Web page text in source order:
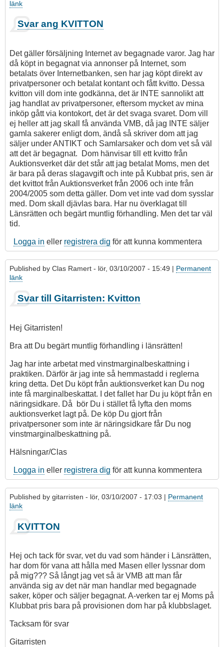
länk
Som
svar
Svar
till
Gitarristen:
Kvitton
av
Clas
Ramert
Svar ang KVITTON
Det gäller försäljning Internet av begagnade varor. Jag har
då köpt in begagnat via annonser på Internet, som
betalats över Internetbanken, sen har jag köpt direkt av
privatpersoner och betalat kontant och fått kvitto. Dessa
kvitton vill dom inte godkänna, det är INTE sannolikt att
jag handlat av privatpersoner, eftersom mycket av mina
inköp gått via kontokort, det är det svaga svaret. Dom vill
ej heller att jag skall få använda VMB, då jag INTE säljer
gamla sakerer enligt dom, ändå så skriver dom att jag
säljer under ANTIKT och Samlarsaker och dom vet så väl
att det är begagnat. Dom hänvisar till ett kvitto från
Auktionsverket där det står att jag betalat Moms, men det
är bara på deras slagavgift och inte på Kubbat pris, sen är
det kvittot från Auktionsverket från 2006 och inte från
2004/2005 som detta gäller. Dom vet inte vad dom sysslar
med. Dom skall djävlas bara. Har nu överklagat till
Länsrätten och begärt muntlig förhandling. Men det tar väl
tid.
Logga in eller registrera dig för att kunna kommentera
Published by Clas Ramert - lör, 03/10/2007 - 15:49 | Permanent
länk
Som
svar
Svar
ang
KVITTON
gitarristen
Svar till Gitarristen: Kvitton
Hej Gitarristen!
Bra att Du begärt muntlig förhandling i länsrätten!
Jag har inte arbetat med vinstmarginalbeskattning i
praktiken. Därför är jag inte så hemmastadd i reglerna
kring detta. Det Du köpt från auktionsverket kan Du nog
inte få marginalbeskattat. I det fallet har Du ju köpt från en
näringsidkare. Då bör Du i stället få lyfta den moms
auktionsverket lagt på. De köp Du gjort från
privatpersoner som inte är näringsidkare får Du nog
vinstmarginalbeskattning på.
Hälsningar/Clas
Logga in eller registrera dig för att kunna kommentera
Published by gitarristen - lör, 03/10/2007 - 17:03 | Permanent
länk
Som
svar
Svar
till
Gitarristen:
Kvitton
av
Clas
KVITTON
Hej och tack för svar, vet du vad som händer i Länsrätten,
har dom för vana att hålla med Masen eller lyssnar dom
på mig??? Så långt jag vet så är VMB att man får
använda sig av det när man handlar med begagnade
saker, köper och säljer begagnat. A-verken tar ej Moms på
Klubbat pris bara på provisionen dom har på klubbslaget.
Tacksam för svar
Gitarristen